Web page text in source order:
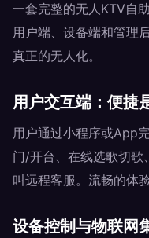
一套完整的无人KTV自
用户端、设备端和管理
真正的无人化。
用户交互端：便捷
用户通过小程序或App
门/开台、在线选歌切歌
叫远程客服。流畅的体
设备控制与物联网